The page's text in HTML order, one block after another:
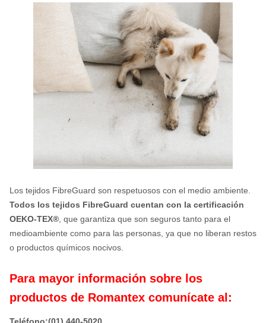
Los tejidos FibreGuard son respetuosos con el medio ambiente.
Todos los tejidos FibreGuard cuentan con la certificación
OEKO-TEX®, que garantiza que son seguros tanto para el
medioambiente como para las personas, ya que no liberan restos
o productos químicos nocivos.
Para mayor información sobre los
productos de Romantex comunícate al:
Teléfono:(01) 440-5020